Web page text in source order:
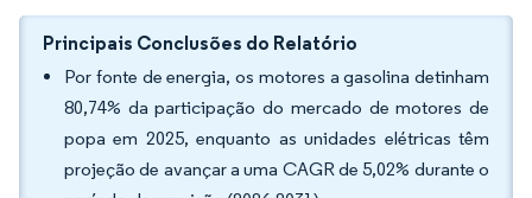
Principais Conclusões do Relatório
Por fonte de energia, os motores a gasolina detinham
80,74% da participação do mercado de motores de
popa em 2025, enquanto as unidades elétricas têm
projeção de avançar a uma CAGR de 5,02% durante o